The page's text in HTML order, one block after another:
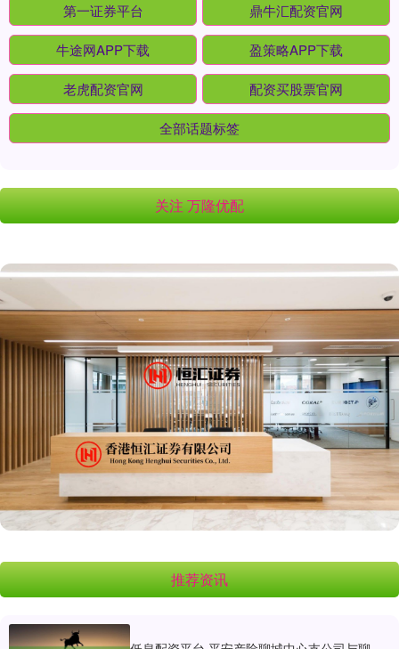
第一证券平台 鼎牛汇配资官网
牛途网APP下载 盈策略APP下载
老虎配资官网 配资买股票官网
全部话题标签
关注 万隆优配
推荐资讯